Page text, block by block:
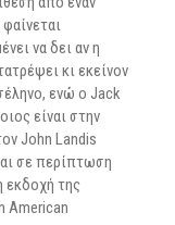
να δει αν η
κι εκείνον
ενώ ο Jack
είναι στην
John Landis
σε περίπτωση
εκδοχή της
American